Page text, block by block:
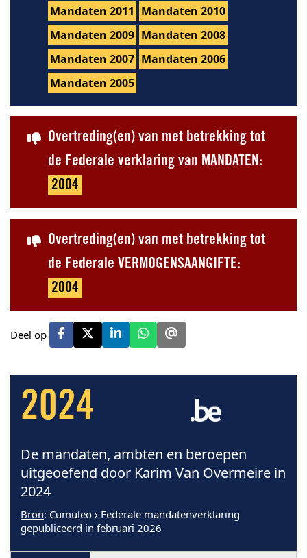
Mandaten 2011 Mandaten 2010
Mandaten 2009 Mandaten 2008
Mandaten 2007 Mandaten 2006
Mandaten 2005
Overtreding(en) van met betrekking tot
de Federale verklaring van MANDATEN:
2004
Overtreding(en) van met betrekking tot
de Federale VERMOGENSAANGIFTE:
2004
Deel op
2024
De mandaten, ambten en beroepen
uitgeoefend door Karim Van Overmeire in
2024
Bron: Cumuleo › Federale mandatenverklaring
gepubliceerd in februari 2026